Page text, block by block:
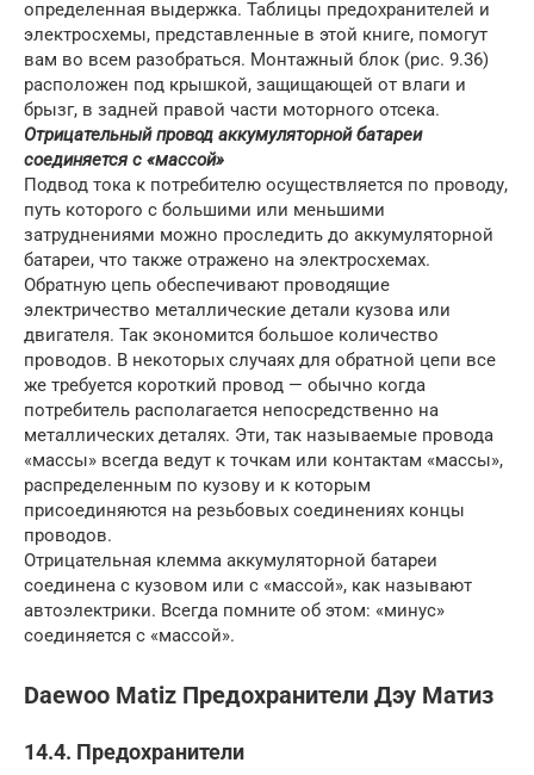
определенная выдержка. Таблицы предохранителей и
электросхемы, представленные в этой книге, помогут
вам во всем разобраться. Монтажный блок (рис. 9.36)
расположен под крышкой, защищающей от влаги и
брызг, в задней правой части моторного отсека.
Отрицательный провод аккумуляторной батареи
соединяется с «массой»
Подвод тока к потребителю осуществляется по проводу,
путь которого с большими или меньшими
затруднениями можно проследить до аккумуляторной
батареи, что также отражено на электросхемах.
Обратную цепь обеспечивают проводящие
электричество металлические детали кузова или
двигателя. Так экономится большое количество
проводов. В некоторых случаях для обратной цепи все
же требуется короткий провод — обычно когда
потребитель располагается непосредственно на
металлических деталях. Эти, так называемые провода
«массы» всегда ведут к точкам или контактам «массы»,
распределенным по кузову и к которым
присоединяются на резьбовых соединениях концы
проводов.
Отрицательная клемма аккумуляторной батареи
соединена с кузовом или с «массой», как называют
автоэлектрики. Всегда помните об этом: «минус»
соединяется с «массой».
Daewoo Matiz Предохранители Дэу Матиз
14.4. Предохранители